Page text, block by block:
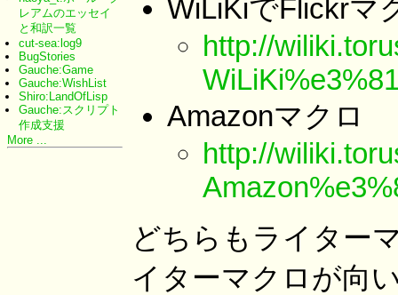
WiLiKiでFlickrマ
http://
Amazonマクロ
http://
どちらもライター
イターマクロが向
レアムのエッセイ
と和訳一覧
cut-sea:log9
BugStories
Gauche:Game
Gauche:WishList
Shiro:LandOfLisp
Gauche:スクリプト
作成支援
More ...